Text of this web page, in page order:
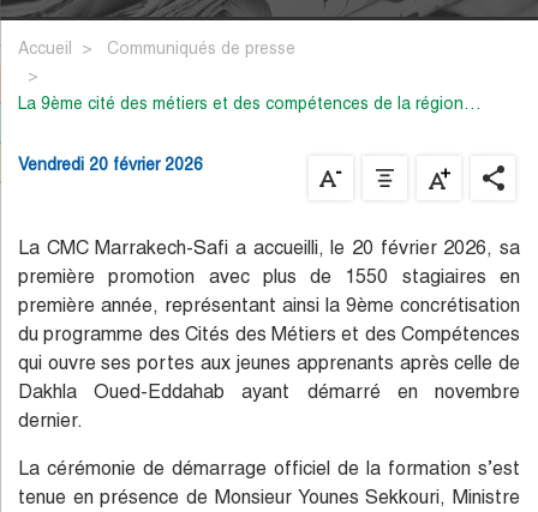
Accueil Communiqués de presse
la 9ème cité des métiers et des compétences de la région…
Vendredi 20 février 2026
La CMC Marrakech-Safi a accueilli, le 20 février 2026, sa
première promotion avec plus de 1550 stagiaires en
première année, représentant ainsi la 9ème concrétisation
du programme des Cités des Métiers et des Compétences
qui ouvre ses portes aux jeunes apprenants après celle de
Dakhla Oued-Eddahab ayant démarré en novembre
dernier.
La cérémonie de démarrage officiel de la formation s’est
tenue en présence de Monsieur Younes Sekkouri, Ministre